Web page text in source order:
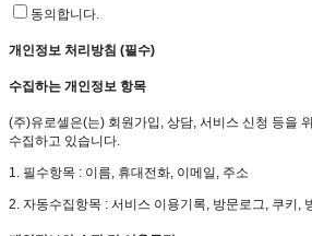
동의합니다.
개인정보 처리방침 (필수)
수집하는 개인정보 항목
(주)유로셀은(는) 회원가입, 상담, 서비스 신청 등을
수집하고 있습니다.
1. 필수항목 : 이름, 휴대전화, 이메일, 주소
2. 자동수집항목 : 서비스 이용기록, 방문로그, 쿠키,